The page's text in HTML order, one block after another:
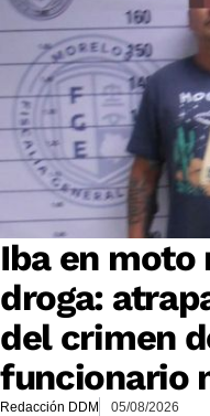
Iba en moto
droga:
del crimen
funcionario
Redacción DDM 05/08/2026